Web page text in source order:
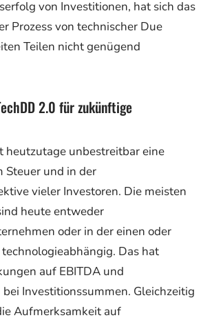
von Investitionen, hat sich das
Prozess von technischer Due
Teilen nicht genügend
2.0 für zukünftige
heutzutage unbestreitbar eine
Steuer und in der
vieler Investoren. Die meisten
heute entweder
oder in der einen oder
Das hat
auf EBITDA und
Investitionssummen. Gleichzeitig
Aufmerksamkeit auf